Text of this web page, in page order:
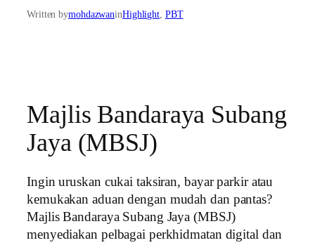
Written bymohdazwaninHighlight, PBT
Majlis Bandaraya Subang
Jaya (MBSJ)
Ingin uruskan cukai taksiran, bayar parkir atau
kemukakan aduan dengan mudah dan pantas?
Majlis Bandaraya Subang Jaya (MBSJ)
menyediakan pelbagai perkhidmatan digital dan